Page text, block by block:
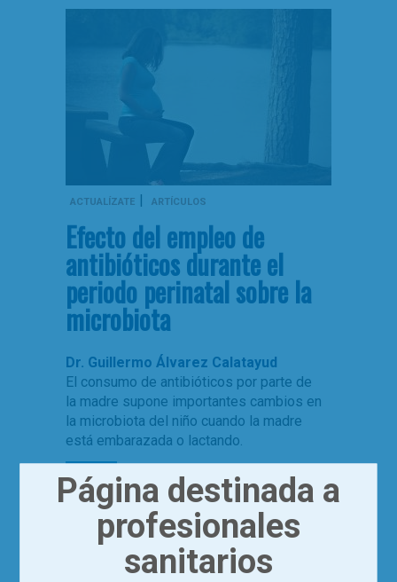
ACTUALÍZATE | ARTÍCULOS
Efecto del empleo de
antibióticos durante el
periodo perinatal sobre la
microbiota
Dr. Guillermo Álvarez Calatayud
El consumo de antibióticos por parte de
la madre supone importantes cambios en
la microbiota del niño cuando la madre
está embarazada o lactando.
antibióticos asma,celiaquía ,Crohn,
embarazo lactancia materna
microbiota,neonatos obesidad , prebioticos
probioticos
Página destinada a
profesionales
sanitarios